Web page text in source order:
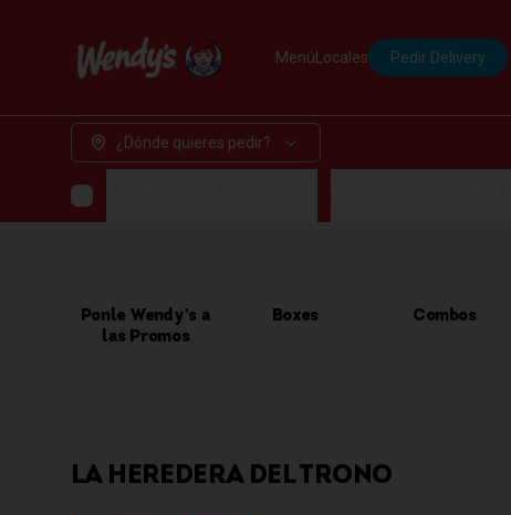
Menú Locales Pedir Delivery
¿Dónde quieres pedir?
Ponle Wendy's a
las Promos
Boxes Combos
LA HEREDERA DEL TRONO